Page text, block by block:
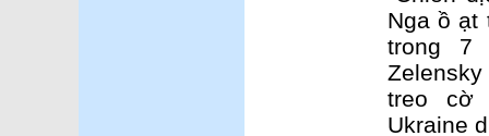
Nga ồ ạt
trong 7
treo cờ
Ukraine